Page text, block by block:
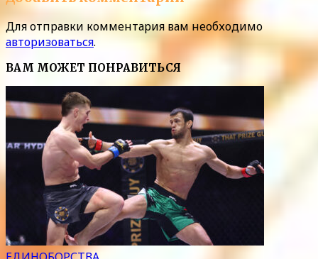
Для отправки комментария вам необходимо
авторизоваться.
ВАМ МОЖЕТ ПОНРАВИТЬСЯ